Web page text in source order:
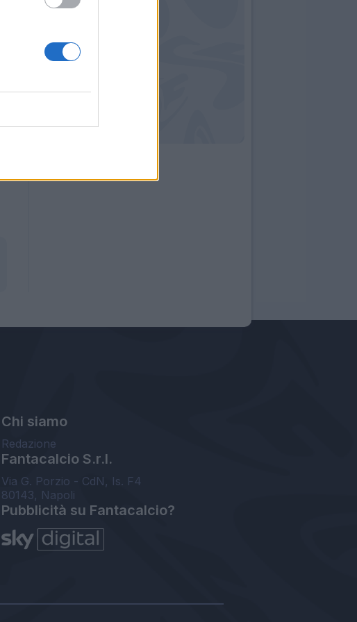
Chi siamo
Redazione
Fantacalcio S.r.l.
Via G. Porzio - CdN, Is. F4
80143, Napoli
Pubblicità su Fantacalcio?